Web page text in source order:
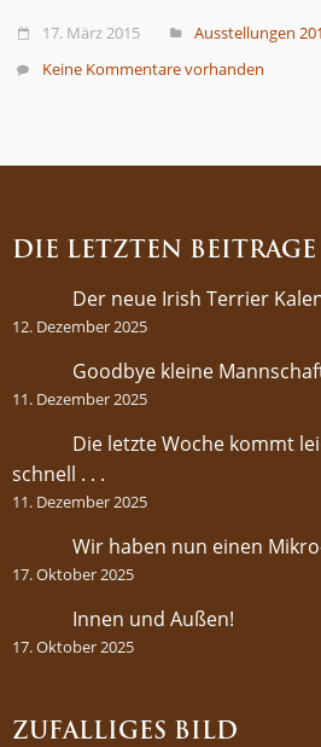
17. März 2015 Ausstellungen
Keine Kommentare vorhanden
DIE LETZTEN BEITRÄGE
Der neue Irish Terrier
12. Dezember 2025
Goodbye kleine
11. Dezember 2025
Die letzte Woche kommt
schnell . . .
11. Dezember 2025
Wir haben nun einen
17. Oktober 2025
Innen und Außen!
17. Oktober 2025
ZUFÄLLIGES BILD